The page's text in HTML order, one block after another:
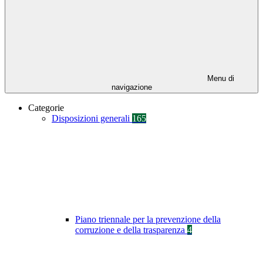
Menu di
navigazione
Categorie
Disposizioni generali 165
Piano triennale per la prevenzione della
corruzione e della trasparenza 4